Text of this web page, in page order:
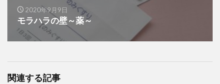
2020年9月9日
モラハラの壁～薬～
関連する記事